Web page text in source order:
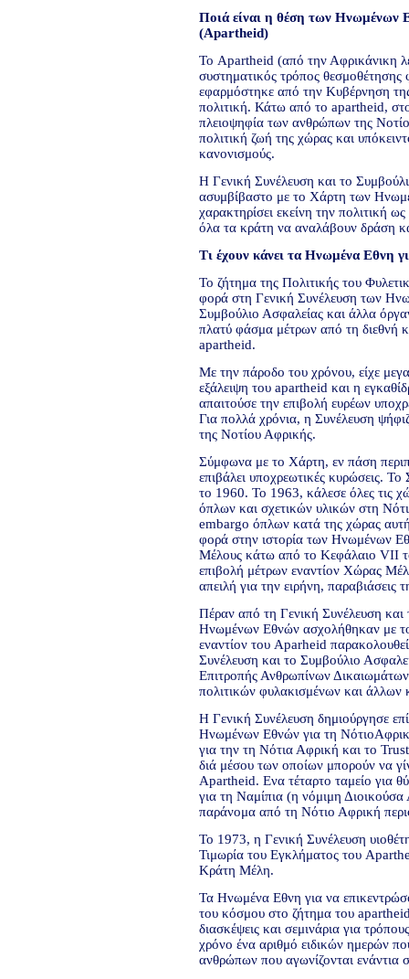
Ποιά είναι η θέση των Ηνωμένων
(Αpartheid)
Το Apartheid (από την Αφρικάνικη
συστηματικός τρόπος θεσμοθέτησης
εφαρμόστηκε από την Κυβέρνηση
πολιτική. Κάτω από το apartheid,
πλειοψηφία των ανθρώπων της
πολιτική ζωή της χώρας και
κανονισμούς.
Η Γενική Συνέλευση και το
ασυμβίβαστο με το Χάρτη των
χαρακτηρίσει εκείνη την πολιτική
όλα τα κράτη να αναλάβουν δράση
Τι έχουν κάνει τα Ηνωμένα Εθνη
Το ζήτημα της Πολιτικής του
φορά στη Γενική Συνέλευση των
Συμβούλιο Ασφαλείας και άλλα
πλατύ φάσμα μέτρων από τη διεθνή
apartheid.
Με την πάροδο του χρόνου, είχε
εξάλειψη του apartheid και η
απαιτούσε την επιβολή ευρέων
Για πολλά χρόνια, η Συνέλευση
της Νοτίου Αφρικής.
Σύμφωνα με το Χάρτη, εν πάση
επιβάλει υποχρεωτικές κυρώσεις.
το 1960. Το 1963, κάλεσε όλες τις
όπλων και σχετικών υλικών στη
embargo όπλων κατά της χώρας
φορά στην ιστορία των Ηνωμένων
Μέλους κάτω από το Κεφάλαιο VII
επιβολή μέτρων εναντίον Χώρας
απειλή για την ειρήνη, παραβιάσεις
Πέραν από τη Γενική Συνέλευση
Ηνωμένων Εθνών ασχολήθηκαν με
εναντίον του Aparheid
Συνέλευση και το Συμβούλιο
Επιτροπής Ανθρωπίνων Δικαιωμάτων,
πολιτικών φυλακισμένων και
Η Γενική Συνέλευση δημιούργησε
Ηνωμένων Εθνών για τη
για την τη Νότια Αφρική και το
διά μέσου των οποίων μπορούν να
Apartheid. Ενα τέταρτο ταμείο για
για τη Ναμίπια (η νόμιμη Διοικούσα
παράνομα από τη Νότιο Αφρική
Το 1973, η Γενική Συνέλευση
Τιμωρία του Εγκλήματος του
Κράτη Μέλη.
Τα Ηνωμένα Εθνη για να
του κόσμου στο ζήτημα του
διασκέψεις και σεμινάρια για
χρόνο ένα αριθμό ειδικών ημερών
ανθρώπων που αγωνίζονται ενάντια